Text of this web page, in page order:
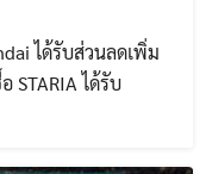
ได้รับส่วนลดเพิ่ม
STARIA ได้รับ